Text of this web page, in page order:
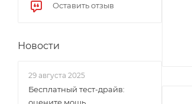
Оставить отзыв
Новости
29 августа 2025
Бесплатный тест-драйв: